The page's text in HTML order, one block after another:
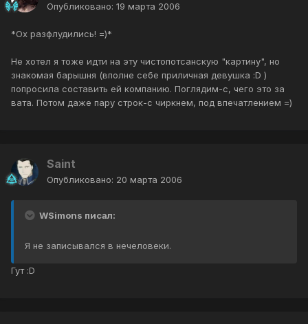
Опубликовано: 19 марта 2006
*Ох разфлудились! =)*
Не хотел я тоже идти на эту чистопотсанскую "картину", но
знакомая барышня (вполне себе приличная девушка :D )
попросила составить ей компанию. Поглядим-с, чего это за
вата. Потом даже пару строк-с чиркнем, под впечатлением =)
Saint
Опубликовано: 20 марта 2006
WSimons писал:
Я не записывался в нечеловеки.
Гут :D